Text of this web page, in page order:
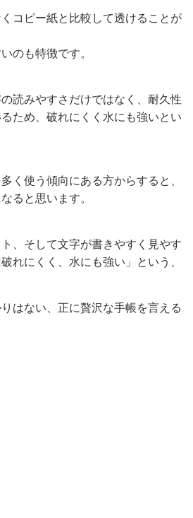
コピー紙と比較して透けることが
のも特徴です。
読みやすさだけではなく、耐久性
ため、破れにくく水にも強いとい
く使う傾向にある方からすると、
ると思います。
ト、そして文字が書きやすく見やす
れにくく、水にも強い」という、
はない、正に贅沢な手帳を言える